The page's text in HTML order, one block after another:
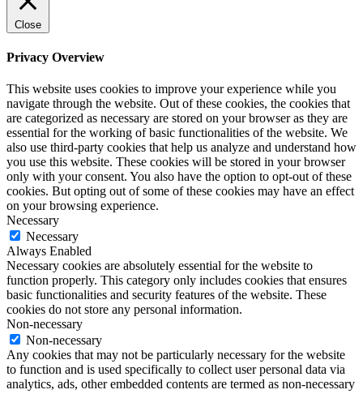
Close
Privacy Overview
This website uses cookies to improve your experience while you
navigate through the website. Out of these cookies, the cookies that
are categorized as necessary are stored on your browser as they are
essential for the working of basic functionalities of the website. We
also use third-party cookies that help us analyze and understand how
you use this website. These cookies will be stored in your browser
only with your consent. You also have the option to opt-out of these
cookies. But opting out of some of these cookies may have an effect
on your browsing experience.
Necessary
Necessary
Always Enabled
Necessary cookies are absolutely essential for the website to
function properly. This category only includes cookies that ensures
basic functionalities and security features of the website. These
cookies do not store any personal information.
Non-necessary
Non-necessary
Any cookies that may not be particularly necessary for the website
to function and is used specifically to collect user personal data via
analytics, ads, other embedded contents are termed as non-necessary